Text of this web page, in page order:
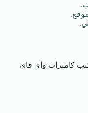
كاميرات واي فاي